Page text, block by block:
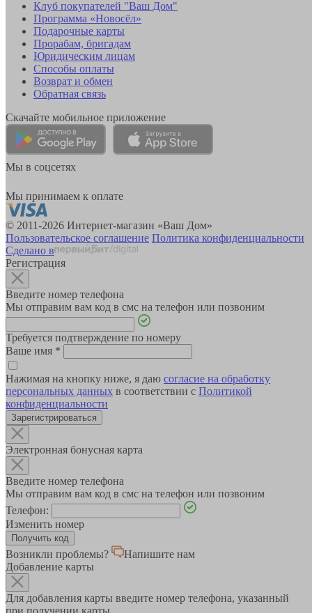
Клуб покупателей "Ваш Дом"
Программа «Новосёл»
Подарочные карты
Прорабам, бригадам
Юридическим лицам
Способы оплаты
Возврат и обмен
Обратная связь
Скачайте мобильное приложение
Мы в соцсетях
Мы принимаем к оплате
© 2011-2026 Интернет-магазин «Ваш Дом»
Пользовательское соглашение Политика конфиденциальности
Сделано в
Регистрация
Введите номер телефона
Мы отправим вам код в смс на телефон или позвоним
Требуется подтверждение по номеру
Ваше имя *
Нажимая на кнопку ниже, я даю согласие на обработку
персональных данных в соответствии с Политикой
конфиденциальности
Зарегистрироваться
Электронная бонусная карта
Введите номер телефона
Мы отправим вам код в смс на телефон или позвоним
Телефон:
Изменить номер
Возникли проблемы?
Напишите нам
Добавление карты
Для добавления карты введите номер телефона, указанный